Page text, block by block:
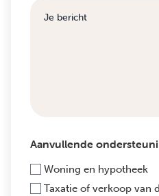
Aanvullende
Woning en hypotheek
Taxatie of verkoop van